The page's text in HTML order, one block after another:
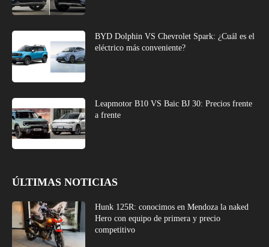
BYD Dolphin VS Chevrolet Spark: ¿Cuál es el
eléctrico más conveniente?
Leapmotor B10 VS Baic BJ 30: Precios frente
a frente
ÚLTIMAS NOTICIAS
Hunk 125R: conocimos en Mendoza la naked
Hero con equipo de primera y precio
competitivo